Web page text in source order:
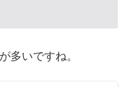
多いですね。